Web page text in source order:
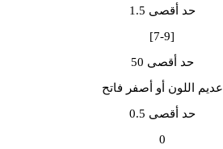
حد أقصى 1.5
[7-9]
حد أقصى 50
عديم اللون أو أصفر فاتح
حد أقصى 0.5
0